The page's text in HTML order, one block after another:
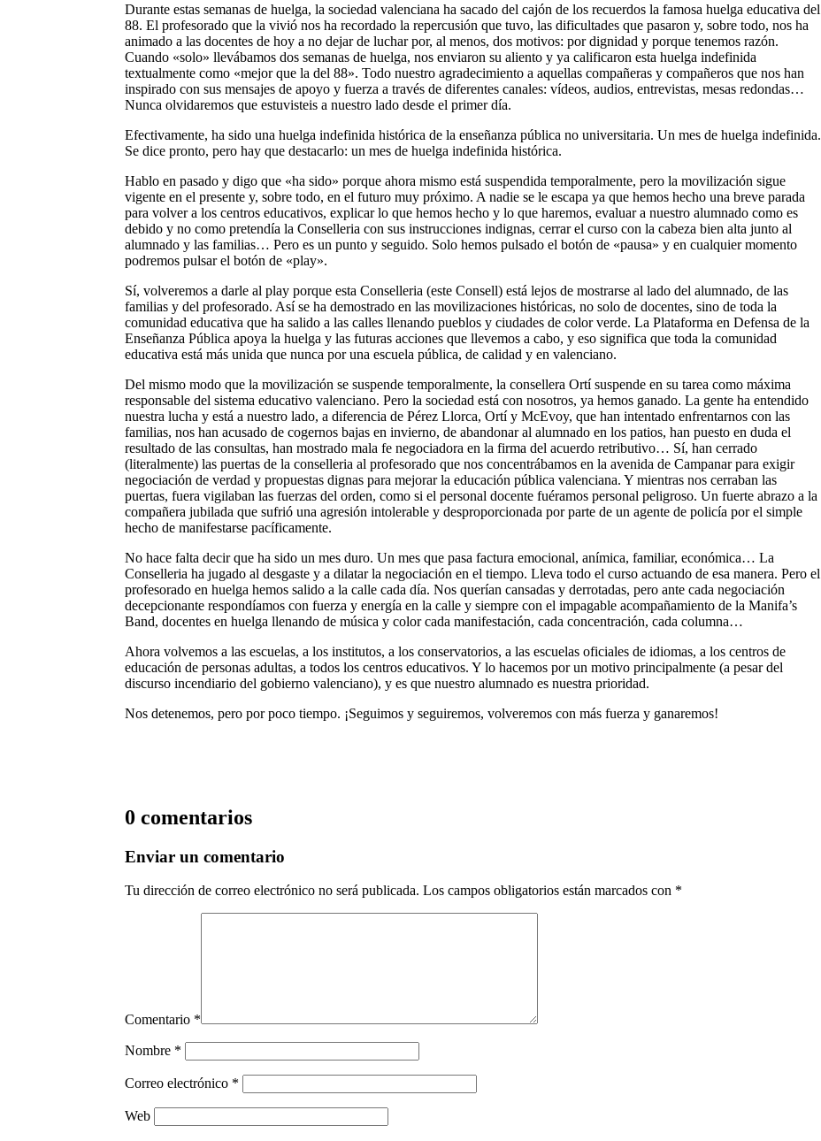
Durante estas semanas de huelga, la sociedad valenciana ha sacado del cajón de los recuerdos la famosa huelga educativa del
88. El profesorado que la vivió nos ha recordado la repercusión que tuvo, las dificultades que pasaron y, sobre todo, nos ha
animado a las docentes de hoy a no dejar de luchar por, al menos, dos motivos: por dignidad y porque tenemos razón.
Cuando «solo» llevábamos dos semanas de huelga, nos enviaron su aliento y ya calificaron esta huelga indefinida
textualmente como «mejor que la del 88». Todo nuestro agradecimiento a aquellas compañeras y compañeros que nos han
inspirado con sus mensajes de apoyo y fuerza a través de diferentes canales: vídeos, audios, entrevistas, mesas redondas…
Nunca olvidaremos que estuvisteis a nuestro lado desde el primer día.
Efectivamente, ha sido una huelga indefinida histórica de la enseñanza pública no universitaria. Un mes de huelga indefinida.
Se dice pronto, pero hay que destacarlo: un mes de huelga indefinida histórica.
Hablo en pasado y digo que «ha sido» porque ahora mismo está suspendida temporalmente, pero la movilización sigue
vigente en el presente y, sobre todo, en el futuro muy próximo. A nadie se le escapa ya que hemos hecho una breve parada
para volver a los centros educativos, explicar lo que hemos hecho y lo que haremos, evaluar a nuestro alumnado como es
debido y no como pretendía la Conselleria con sus instrucciones indignas, cerrar el curso con la cabeza bien alta junto al
alumnado y las familias… Pero es un punto y seguido. Solo hemos pulsado el botón de «pausa» y en cualquier momento
podremos pulsar el botón de «play».
Sí, volveremos a darle al play porque esta Conselleria (este Consell) está lejos de mostrarse al lado del alumnado, de las
familias y del profesorado. Así se ha demostrado en las movilizaciones históricas, no solo de docentes, sino de toda la
comunidad educativa que ha salido a las calles llenando pueblos y ciudades de color verde. La Plataforma en Defensa de la
Enseñanza Pública apoya la huelga y las futuras acciones que llevemos a cabo, y eso significa que toda la comunidad
educativa está más unida que nunca por una escuela pública, de calidad y en valenciano.
Del mismo modo que la movilización se suspende temporalmente, la consellera Ortí suspende en su tarea como máxima
responsable del sistema educativo valenciano. Pero la sociedad está con nosotros, ya hemos ganado. La gente ha entendido
nuestra lucha y está a nuestro lado, a diferencia de Pérez Llorca, Ortí y McEvoy, que han intentado enfrentarnos con las
familias, nos han acusado de cogernos bajas en invierno, de abandonar al alumnado en los patios, han puesto en duda el
resultado de las consultas, han mostrado mala fe negociadora en la firma del acuerdo retributivo… Sí, han cerrado
(literalmente) las puertas de la conselleria al profesorado que nos concentrábamos en la avenida de Campanar para exigir
negociación de verdad y propuestas dignas para mejorar la educación pública valenciana. Y mientras nos cerraban las
puertas, fuera vigilaban las fuerzas del orden, como si el personal docente fuéramos personal peligroso. Un fuerte abrazo a la
compañera jubilada que sufrió una agresión intolerable y desproporcionada por parte de un agente de policía por el simple
hecho de manifestarse pacíficamente.
No hace falta decir que ha sido un mes duro. Un mes que pasa factura emocional, anímica, familiar, económica… La
Conselleria ha jugado al desgaste y a dilatar la negociación en el tiempo. Lleva todo el curso actuando de esa manera. Pero el
profesorado en huelga hemos salido a la calle cada día. Nos querían cansadas y derrotadas, pero ante cada negociación
decepcionante respondíamos con fuerza y energía en la calle y siempre con el impagable acompañamiento de la Manifa’s
Band, docentes en huelga llenando de música y color cada manifestación, cada concentración, cada columna…
Ahora volvemos a las escuelas, a los institutos, a los conservatorios, a las escuelas oficiales de idiomas, a los centros de
educación de personas adultas, a todos los centros educativos. Y lo hacemos por un motivo principalmente (a pesar del
discurso incendiario del gobierno valenciano), y es que nuestro alumnado es nuestra prioridad.
Nos detenemos, pero por poco tiempo. ¡Seguimos y seguiremos, volveremos con más fuerza y ganaremos!
0 comentarios
Enviar un comentario
Tu dirección de correo electrónico no será publicada. Los campos obligatorios están marcados con *
Comentario *
Nombre *
Correo electrónico *
Web